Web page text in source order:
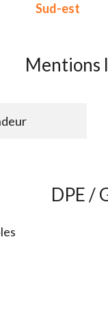
Sud-est
Mentions
DPE /